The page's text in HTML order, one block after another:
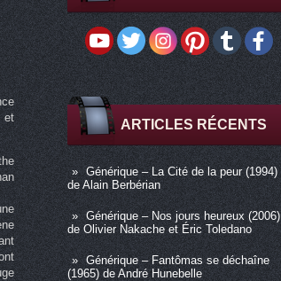
ARTICLES RÉCENTS
Générique – La Cité de la peur (1994)
de Alain Berbérian
Générique – Nos jours heureux (2006)
de Olivier Nakache et Éric Toledano
Générique – Fantômas se déchaîne
(1965) de André Hunebelle
et